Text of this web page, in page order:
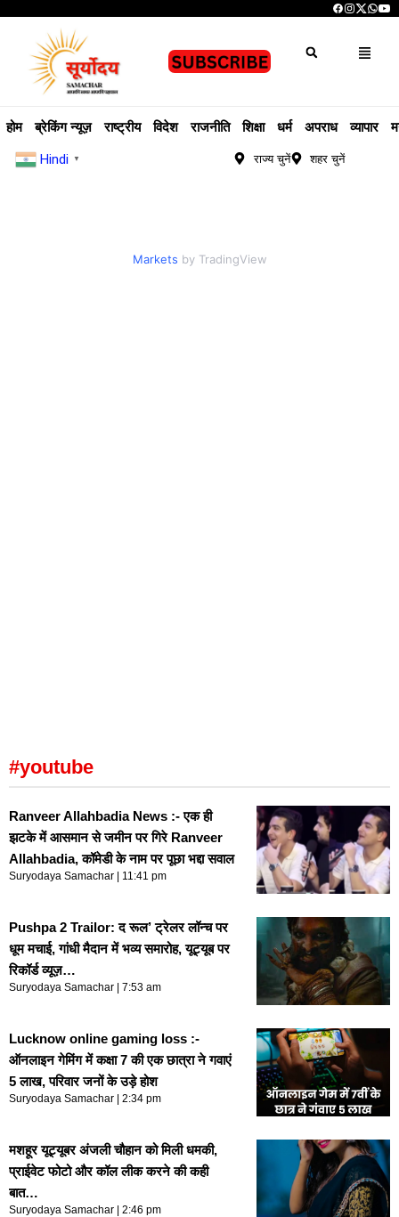
होम ब्रेकिंग न्यूज़ राष्ट्रीय विदेश राजनीति शिक्षा धर्म अपराध व्यापार
Hindi ▼ राज्य चुनें शहर चुनें
Markets by TradingView
#youtube
Ranveer Allahbadia News :- एक ही
झटके में आसमान से जमीन पर गिरे Ranveer
Allahbadia, कॉमेडी के नाम पर पूछा भद्दा सवाल
Suryodaya Samachar 11:41 pm
Pushpa 2 Trailor: द रूल’ ट्रेलर लॉन्च पर
धूम मचाई, गांधी मैदान में भव्य समारोह, यूट्यूब पर
रिकॉर्ड व्यूज़…
Suryodaya Samachar 7:53 am
Lucknow online gaming loss :-
ऑनलाइन गेमिंग में कक्षा 7 की एक छात्रा ने गवाएं
5 लाख, परिवार जनों के उड़े होश
Suryodaya Samachar 2:34 pm
मशहूर यूट्यूबर अंजली चौहान को मिली धमकी,
प्राईवेट फोटो और कॉल लीक करने की कही
बात…
Suryodaya Samachar 2:46 pm